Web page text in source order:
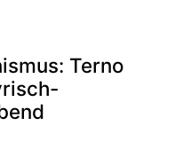
Terno